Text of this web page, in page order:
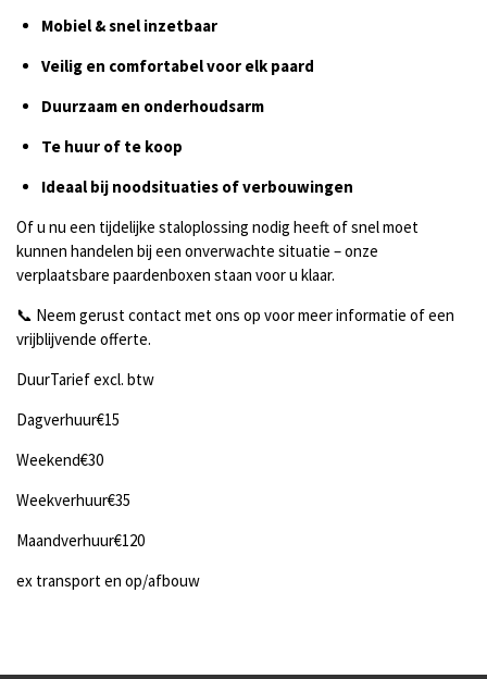
Mobiel & snel inzetbaar
Veilig en comfortabel voor elk paard
Duurzaam en onderhoudsarm
Te huur of te koop
Ideaal bij noodsituaties of verbouwingen
Of u nu een tijdelijke staloplossing nodig heeft of snel moet
kunnen handelen bij een onverwachte situatie – onze
verplaatsbare paardenboxen staan voor u klaar.
📞 Neem gerust contact met ons op voor meer informatie of een
vrijblijvende offerte.
DuurTarief excl. btw
Dagverhuur€15
Weekend€30
Weekverhuur€35
Maandverhuur€120
ex transport en op/afbouw